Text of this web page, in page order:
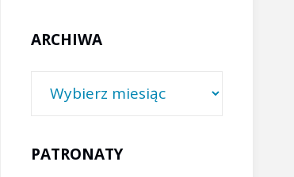
ARCHIWA
Archiwa
PATRONATY